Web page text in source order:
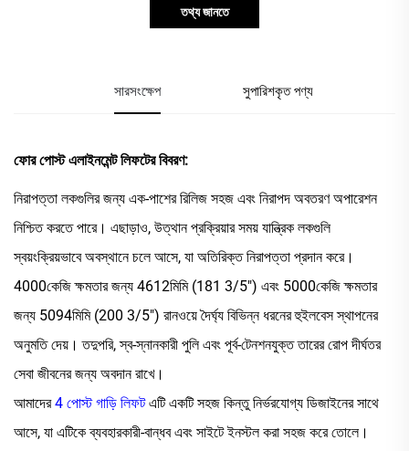
তথ্য জানতে
সারসংক্ষেপ সুপারিশকৃত পণ্য
ফোর পোস্ট এলাইনমেন্ট লিফটের বিবরণ:
নিরাপত্তা লকগুলির জন্য এক-পাশের রিলিজ সহজ এবং নিরাপদ অবতরণ অপারেশন
নিশ্চিত করতে পারে। এছাড়াও, উত্থান প্রক্রিয়ার সময় যান্ত্রিক লকগুলি
স্বয়ংক্রিয়ভাবে অবস্থানে চলে আসে, যা অতিরিক্ত নিরাপত্তা প্রদান করে।
4000কেজি ক্ষমতার জন্য 4612মিমি (181 3/5") এবং 5000কেজি ক্ষমতার
জন্য 5094মিমি (200 3/5") রানওয়ে দৈর্ঘ্য বিভিন্ন ধরনের হুইলবেস স্থাপনের
অনুমতি দেয়। তদুপরি, স্ব-স্নানকারী পুলি এবং পূর্ব-টেনশনযুক্ত তারের রোপ দীর্ঘতর
সেবা জীবনের জন্য অবদান রাখে।
আমাদের4 পোস্ট গাড়ি লিফটএটি একটি সহজ কিন্তু নির্ভরযোগ্য ডিজাইনের সাথে
আসে, যা এটিকে ব্যবহারকারী-বান্ধব এবং সাইটে ইনস্টল করা সহজ করে তোলে।